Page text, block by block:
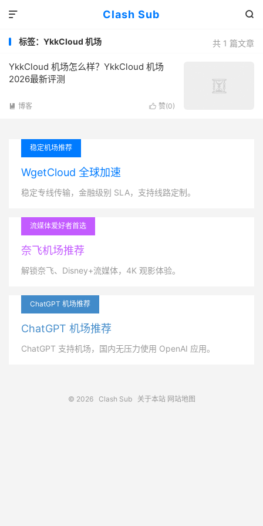
Clash Sub 

共 1 篇文章
标签：YkkCloud 机场
YkkCloud 机场怎么样？YkkCloud 机场
2026最新评测
 赞(0)
 博客
稳定机场推荐
WgetCloud 全球加速
稳定专线传输，金融级别 SLA，支持线路定制。
流媒体爱好者首选
奈飞机场推荐
解锁奈飞、Disney+流媒体，4K 观影体验。
ChatGPT 机场推荐
ChatGPT 机场推荐
ChatGPT 支持机场，国内无压力使用 OpenAI 应用。
© 2026 Clash Sub 关于本站 网站地图